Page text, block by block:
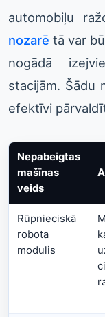
automobiļu
nozarē tā var
nogādā
stacijām. Šādu
efektīvi
Nepabeigtas
mašīnas
veids
Rūpnieciskā
robota
modulis